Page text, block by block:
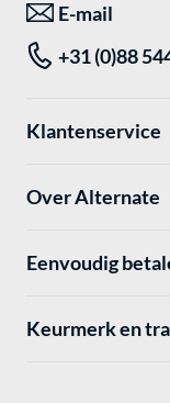
E-mail
+31 (0)88
Klantenservice
Over Alternate
Eenvoudig
Keurmerk en